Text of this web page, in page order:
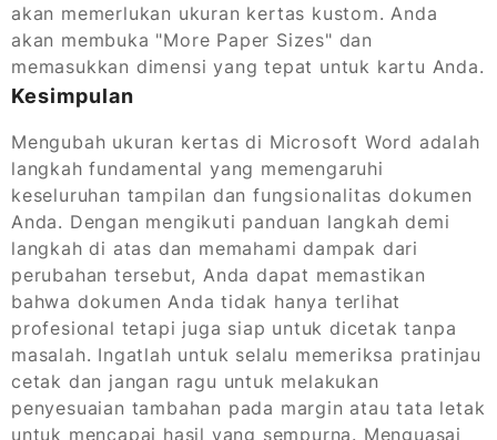
akan memerlukan ukuran kertas kustom. Anda
akan membuka "More Paper Sizes" dan
memasukkan dimensi yang tepat untuk kartu Anda.
Kesimpulan
Mengubah ukuran kertas di Microsoft Word adalah
langkah fundamental yang memengaruhi
keseluruhan tampilan dan fungsionalitas dokumen
Anda. Dengan mengikuti panduan langkah demi
langkah di atas dan memahami dampak dari
perubahan tersebut, Anda dapat memastikan
bahwa dokumen Anda tidak hanya terlihat
profesional tetapi juga siap untuk dicetak tanpa
masalah. Ingatlah untuk selalu memeriksa pratinjau
cetak dan jangan ragu untuk melakukan
penyesuaian tambahan pada margin atau tata letak
untuk mencapai hasil yang sempurna. Menguasai